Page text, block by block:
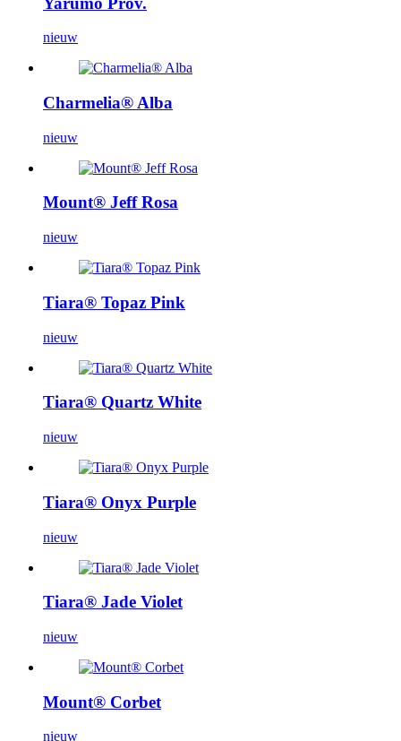
nieuw
Charmelia® Alba
nieuw
Mount® Jeff Rosa
nieuw
Tiara® Topaz Pink
nieuw
Tiara® Quartz White
nieuw
Tiara® Onyx Purple
nieuw
Tiara® Jade Violet
nieuw
Mount® Corbet
nieuw